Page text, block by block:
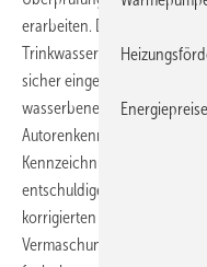
erarbeiten. Die Vorteile des
Trinkwasserhygiene
sicher eingehalten werden,
wasserbenetzte Ober­fläche
Autorenkennzeichnung ein
Kennzeichnung an dieser
entschuldigen. Gerne
korrigierten Artikel
Vermaschung“ als PDF zu.
Energiepreise